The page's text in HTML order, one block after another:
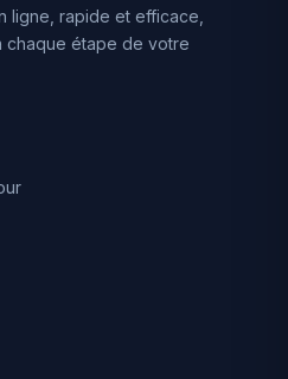
ligne, rapide et efficace,
chaque étape de votre